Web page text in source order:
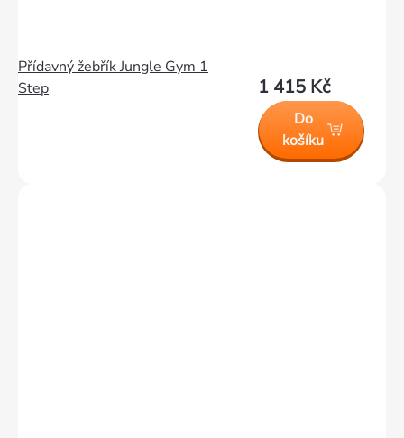
Přídavný žebřík Jungle Gym 1
Step
1 415 Kč
Do
košíku